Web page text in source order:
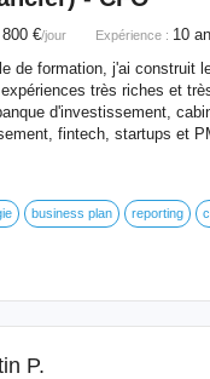
€/jour Expérience : 10
de formation, j'ai construit
très riches et
d'investissement,
fintech, startups et
business plan reporting
P.